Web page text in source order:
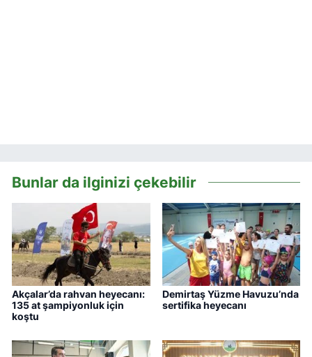
Bunlar da ilginizi çekebilir
Akçalar’da rahvan heyecanı:
135 at şampiyonluk için
koştu
Demirtaş Yüzme Havuzu’nda
sertifika heyecanı